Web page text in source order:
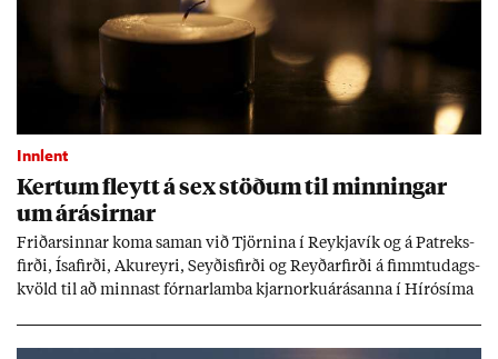
Innlent
Kert­um fleytt á sex stöð­um til minn­ing­ar
um árás­irn­ar
Frið­arsinn­ar koma sam­an við Tjörn­ina í Reykja­vík og á Pat­reks­
firði, Ísa­firði, Ak­ur­eyri, Seyð­is­firði og Reyð­ar­firði á fimmtu­dags­
kvöld til að minn­ast fórn­ar­lamba kjarn­orku­árás­anna í Hírósíma